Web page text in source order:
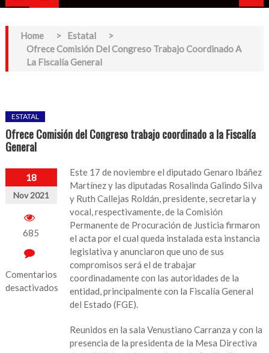
Home > Estatal
>
Ofrece Comisión Del Congreso Trabajo Coordinado A
La Fiscalía General
ESTATAL
Ofrece Comisión del Congreso trabajo coordinado a la Fiscalía
General
18
Nov 2021
685
Comentarios
desactivados
Este 17 de noviembre el diputado Genaro Ibáñez
Martínez y las diputadas Rosalinda Galindo Silva
y Ruth Callejas Roldán, presidente, secretaria y
vocal, respectivamente, de la Comisión
Permanente de Procuración de Justicia firmaron
el acta por el cual queda instalada esta instancia
legislativa y anunciaron que uno de sus
compromisos será el de trabajar
coordinadamente con las autoridades de la
entidad, principalmente con la Fiscalía General
del Estado (FGE).
Reunidos en la sala Venustiano Carranza y con la
presencia de la presidenta de la Mesa Directiva